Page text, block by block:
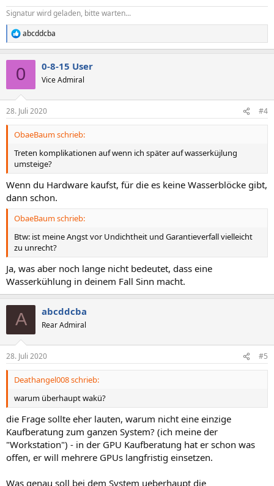
Signatur wird geladen, bitte warten...
R
e
e
n
abcddcba
0 0-8-15 User
Vice Admiral
28. Juli 2020 #4
ObaeBaum schrieb:
Treten komplikationen auf wenn ich später auf wasserküjlung
umsteige?
Wenn du Hardware kaufst, für die es keine Wasserblöcke gibt,
dann schon.
ObaeBaum schrieb:
Btw: ist meine Angst vor Undichtheit und Garantieverfall vielleicht
zu unrecht?
Ja, was aber noch lange nicht bedeutet, dass eine
Wasserkühlung in deinem Fall Sinn macht.
A abcddcba
Rear Admiral
28. Juli 2020 #5
Deathangel008 schrieb:
warum überhaupt wakü?
die Frage sollte eher lauten, warum nicht eine einzige
Kaufberatung zum ganzen System? (ich meine der
"Workstation") - in der GPU Kaufberatung hat er schon was
offen, er will mehrere GPUs langfristig einsetzen.
Was genau soll bei dem System ueberhaupt die